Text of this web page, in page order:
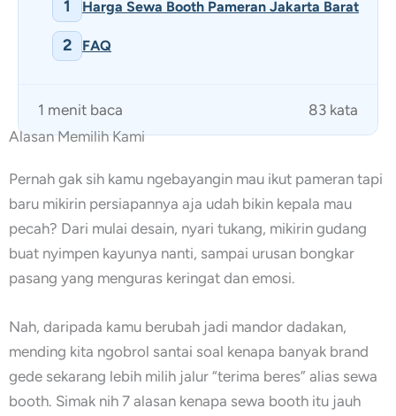
1 Harga Sewa Booth Pameran Jakarta Barat
2 FAQ
1 menit baca
83 kata
Alasan Memilih Kami
Pernah gak sih kamu ngebayangin mau ikut pameran tapi
baru mikirin persiapannya aja udah bikin kepala mau
pecah? Dari mulai desain, nyari tukang, mikirin gudang
buat nyimpen kayunya nanti, sampai urusan bongkar
pasang yang menguras keringat dan emosi.
Nah, daripada kamu berubah jadi mandor dadakan,
mending kita ngobrol santai soal kenapa banyak brand
gede sekarang lebih milih jalur “terima beres” alias sewa
booth. Simak nih 7 alasan kenapa sewa booth itu jauh